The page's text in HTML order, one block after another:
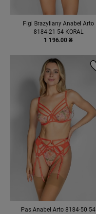
Figi Brazyliany Anabel Arto
8184-21 54 KORAL
1 196.00 ₴
Pas Anabel Arto 8184-50 54